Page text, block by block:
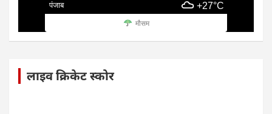
पंजाब +27°C
मौसम
लाइव क्रिकेट स्कोर